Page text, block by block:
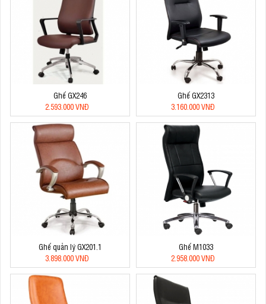
Ghế GX246
2.593.000 VNĐ
Ghế GX2313
3.160.000 VNĐ
Ghế quản lý GX201.1
3.898.000 VNĐ
Ghế M1033
2.958.000 VNĐ